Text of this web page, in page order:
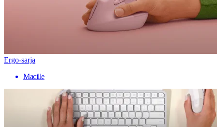
Ergo-sarja
Macille